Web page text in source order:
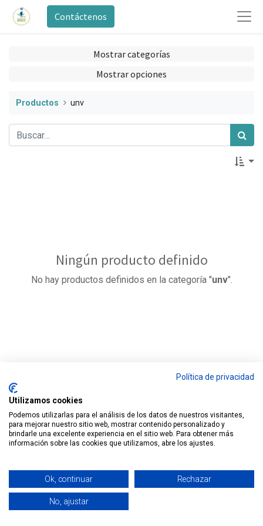
Contáctenos
Mostrar categorías
Mostrar opciones
Productos unv
Ningún producto definido
No hay productos definidos en la categoría "unv".
Nuestros productos y servicios
Política de privacidad
Utilizamos cookies
Podemos utilizarlas para el análisis de los datos de nuestros visitantes,
para mejorar nuestro sitio web, mostrar contenido personalizado y
brindarle una excelente experiencia en el sitio web. Para obtener más
información sobre las cookies que utilizamos, abre los ajustes.
Ok, continuar Rechazar
No, ajustar